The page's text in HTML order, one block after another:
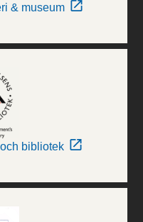
& museum
bibliotek